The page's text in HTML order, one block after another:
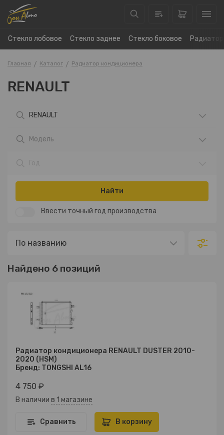
Стекло лобовое Стекло заднее Стекло боковое
Главная Каталог Радиатор кондиционера
RENAULT
RENAULT
Модель
Найти
Ввести точный год производства
Найдено 6 позиций
Радиатор кондиционера RENAULT DUSTER 2010-
2020 (HSM)
Бренд: TONGSHI AL16
4 750 ₽
В наличии в 1 магазине
Сравнить В корзину